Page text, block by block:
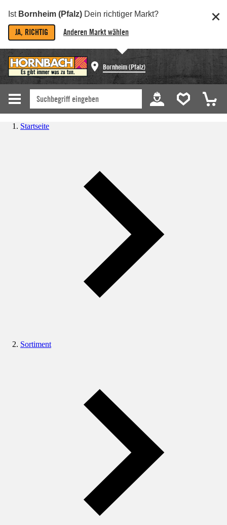
Ist Bornheim (Pfalz) Dein richtiger Markt?
JA, RICHTIG Anderen Markt wählen
Bornheim (Pfalz)
Startseite
Sortiment